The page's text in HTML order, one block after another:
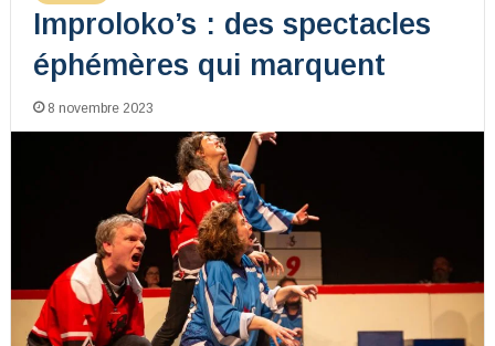
Improloko’s : des spectacles
éphémères qui marquent
8 novembre 2023